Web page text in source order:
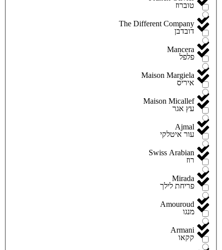
The Different Company
Mancera
Maison Margiela
Maison Micallef
Ajmal
Swiss Arabian
Mirada
Amouroud
Armani
טוברוז
דובדבן
פלפל
איריס
עץ אגר
עור איטלקי
רוז
פריחת לילך
מנגו
קקאו